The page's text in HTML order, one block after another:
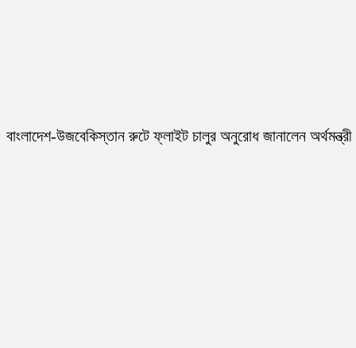
বাংলাদেশ-উজবেকিস্তান রুটে ফ্লাইট চালুর অনুরোধ জানালেন অর্থমন্ত্রী